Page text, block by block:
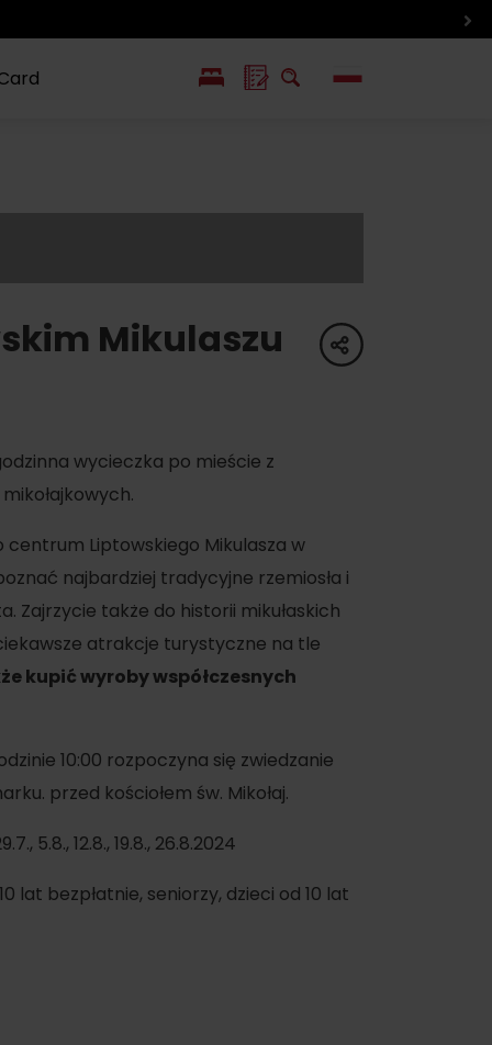
share
Mikulaszu
wycieczka po mieście z
centrum Liptowskiego Mikulasza w
najbardziej tradycyjne rzemiosła i
Zajrzycie także do historii mikułaskich
atrakcje turystyczne na tle
kupić wyroby współczesnych
10:00 rozpoczyna się zwiedzanie
przed kościołem św. Mikołaj.
5.8., 12.8., 19.8., 26.8.2024
lat bezpłatnie, seniorzy, dzieci od 10 lat